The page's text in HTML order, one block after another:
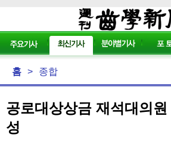
홈 > 종합
공로대상상금 재석대의
성